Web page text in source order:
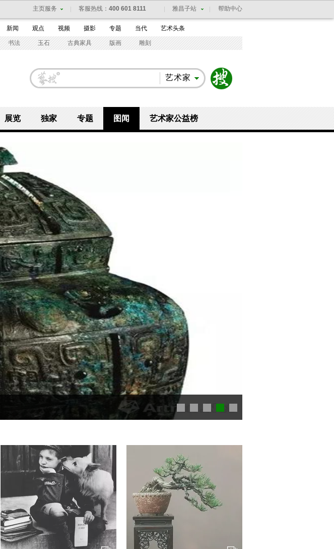
帮助中心
雅昌子站
客服热线： 400 601 8111
主页服务
新闻 观点 视频 摄影 专题 当代 艺术头条
书法 玉石 古典家具 版画 雕刻
艺术家
展览 独家 专题 图闻 艺术家公益榜